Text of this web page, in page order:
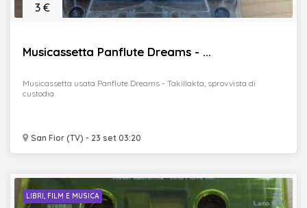
Musicassetta Panflute Dreams - ...
San Fior (TV) - 23 set 03:20
3 €
Musicassetta usata Panflute Dreams - Takillakta, sprovvista di
custodia.
LIBRI, FILM E MUSICA